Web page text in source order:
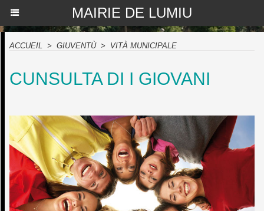
MAIRIE DE LUMIU
ACCUEIL > GIUVENTÙ > VITÀ MUNICIPALE
CUNSULTA DI I GIOVANI